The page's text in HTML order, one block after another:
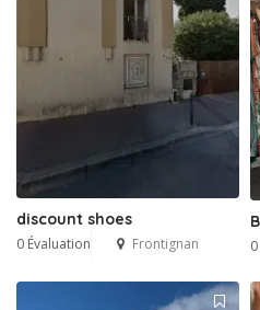
discount shoes
0 Évaluation Frontignan